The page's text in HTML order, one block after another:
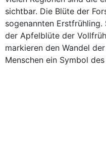
sichtbar. Die Blüte der
sogenannten
der Apfelblüte der
markieren den Wandel
Menschen ein Symbol